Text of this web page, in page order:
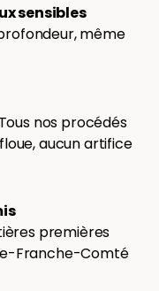
sensibles
même
nos procédés
aucun artifice
premières
Franche-Comté